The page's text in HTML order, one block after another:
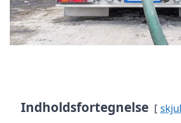
Indholdsfortegnelse skjul